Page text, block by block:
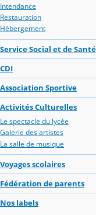
Intendance
Restauration
Hébergement
Service Social et de Santé
CDI
Association Sportive
Activités Culturelles
Le spectacle du lycée
Galerie des artistes
La salle de musique
Voyages scolaires
Fédération de parents
Nos labels